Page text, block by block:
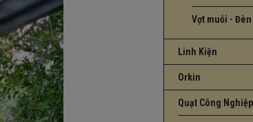
Vợt muỗi -
Linh Kiện
Orkin
Quạt Công Nghiệp